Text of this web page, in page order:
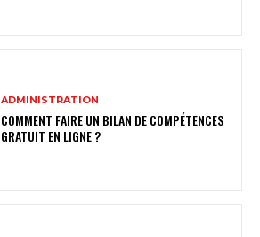
ADMINISTRATION
COMMENT FAIRE UN BILAN DE COMPÉTENCES
GRATUIT EN LIGNE ?